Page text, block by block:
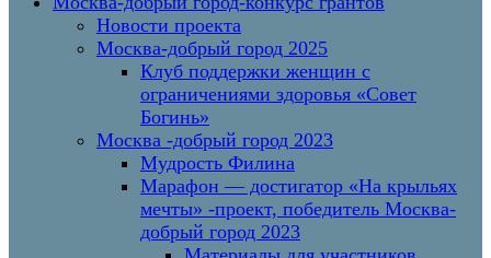
Новости проекта
Москва-добрый город 2025
Клуб поддержки женщин с
ограничениями здоровья «Совет
Богинь»
Москва -добрый город 2023
Мудрость Филина
Марафон — достигатор «На крыльях
мечты» -проект, победитель Москва-
добрый город 2023